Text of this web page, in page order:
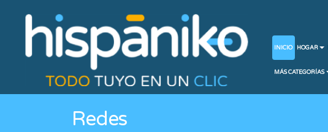
INICIO HOGAR
MÁS CATEGORÍAS
Redes